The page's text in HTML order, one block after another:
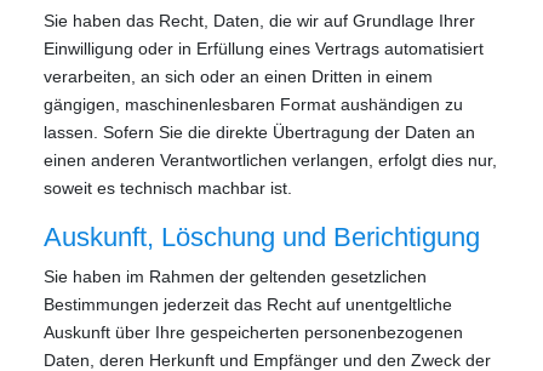
Sie haben das Recht, Daten, die wir auf Grundlage Ihrer
Einwilligung oder in Erfüllung eines Vertrags automatisiert
verarbeiten, an sich oder an einen Dritten in einem
gängigen, maschinenlesbaren Format aushändigen zu
lassen. Sofern Sie die direkte Übertragung der Daten an
einen anderen Verantwortlichen verlangen, erfolgt dies nur,
soweit es technisch machbar ist.
Auskunft, Löschung und Berichtigung
Sie haben im Rahmen der geltenden gesetzlichen
Bestimmungen jederzeit das Recht auf unentgeltliche
Auskunft über Ihre gespeicherten personenbezogenen
Daten, deren Herkunft und Empfänger und den Zweck der